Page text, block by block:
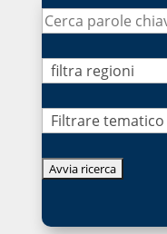
Tematico